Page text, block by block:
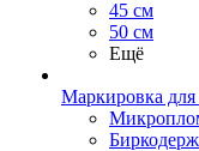
45 см
50 см
Ещё
Маркировка